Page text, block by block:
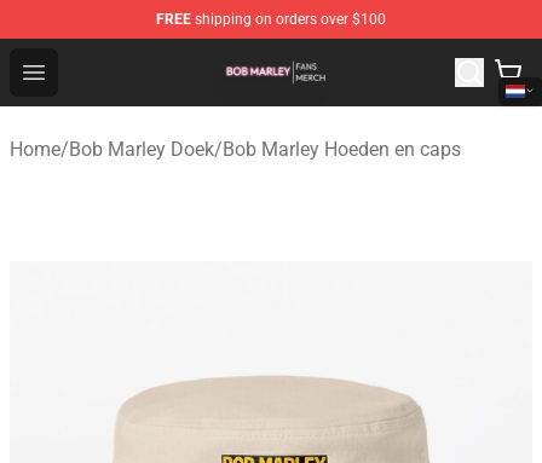
FREE shipping on orders over $100
Open menu
Bob Marley Shop - Official Bob Marley Merchandise
Home/Bob Marley Doek/Bob Marley Hoeden en caps